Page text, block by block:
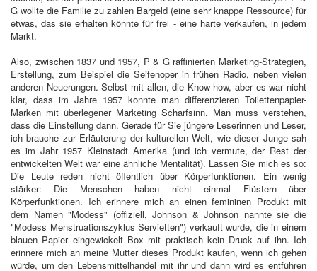
G wollte die Familie zu zahlen Bargeld (eine sehr knappe Ressource) für
etwas, das sie erhalten könnte für frei - eine harte verkaufen, in jedem
Markt.
Also, zwischen 1837 und 1957, P & G raffinierten Marketing-Strategien,
Erstellung, zum Beispiel die Seifenoper in frühen Radio, neben vielen
anderen Neuerungen. Selbst mit allen, die Know-how, aber es war nicht
klar, dass im Jahre 1957 konnte man differenzieren Toilettenpapier-
Marken mit überlegener Marketing Scharfsinn. Man muss verstehen,
dass die Einstellung dann. Gerade für Sie jüngere Leserinnen und Leser,
ich brauche zur Erläuterung der kulturellen Welt, wie dieser Junge sah
es im Jahr 1957 Kleinstadt Amerika (und ich vermute, der Rest der
entwickelten Welt war eine ähnliche Mentalität). Lassen Sie mich es so:
Die Leute reden nicht öffentlich über Körperfunktionen. Ein wenig
stärker: Die Menschen haben nicht einmal Flüstern über
Körperfunktionen. Ich erinnere mich an einen femininen Produkt mit
dem Namen "Modess" (offiziell, Johnson & Johnson nannte sie die
"Modess Menstruationszyklus Servietten") verkauft wurde, die in einem
blauen Papier eingewickelt Box mit praktisch kein Druck auf ihn. Ich
erinnere mich an meine Mutter dieses Produkt kaufen, wenn ich gehen
würde, um den Lebensmittelhandel mit ihr und dann wird es entführen